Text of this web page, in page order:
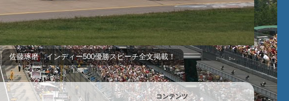
佐藤琢磨 インディー500優勝スピーチ全文掲載！
コンテンツ